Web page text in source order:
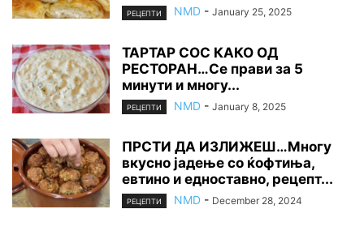
РЕЦЕПТИ NMD - January 25, 2025
ТАРТАР СОС КАКО ОД
РЕСТОРАН…Се прави за 5
минути и многу...
РЕЦЕПТИ NMD - January 8, 2025
ПРСТИ ДА ИЗЛИЖЕШ…Многу
вкусно јадење со ќофтиња,
евтино и едноставно, рецепт...
РЕЦЕПТИ NMD - December 28, 2024